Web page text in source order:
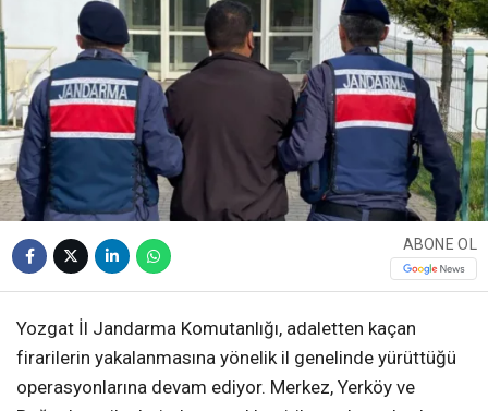
ABONE OL
Yozgat İl Jandarma Komutanlığı, adaletten kaçan
firarilerin yakalanmasına yönelik il genelinde yürüttüğü
operasyonlarına devam ediyor. Merkez, Yerköy ve